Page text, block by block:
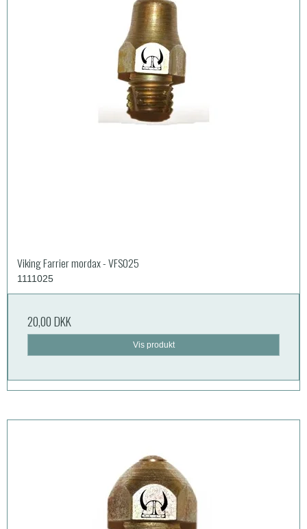
Viking Farrier mordax - VFS025
1111025
20,00 DKK
Vis produkt